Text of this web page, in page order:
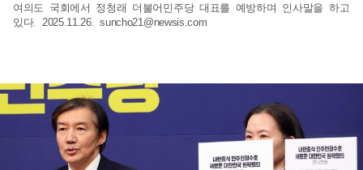
여의도 국회에서 정청래 더불어민주당 대표를 예방하며 인사말을 하고
있다. 2025.11.26.suncho21@newsis.com